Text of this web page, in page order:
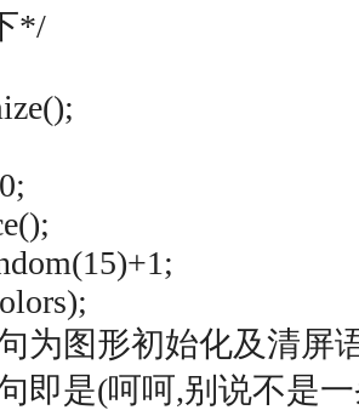
*/
为图形初始化及清屏
即是(呵呵,别说不是